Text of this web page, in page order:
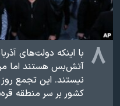
۸ با اینکه دولت‌های
آتش‌بس هستند اما
نیستند. این تجمع
کشور بر سر منطقه